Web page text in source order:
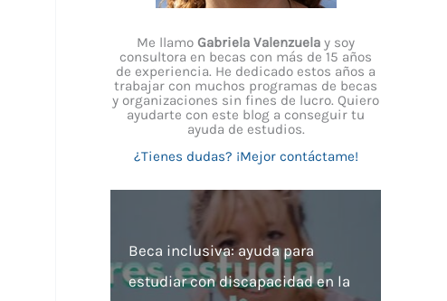
Me llamo Gabriela Valenzuela y soy
consultora en becas con más de 15 años
de experiencia. He dedicado estos años a
trabajar con muchos programas de becas
y organizaciones sin fines de lucro. Quiero
ayudarte con este blog a conseguir tu
ayuda de estudios.
¿Tienes dudas? ¡Mejor contáctame!
Beca inclusiva: ayuda para
estudiar con discapacidad en la